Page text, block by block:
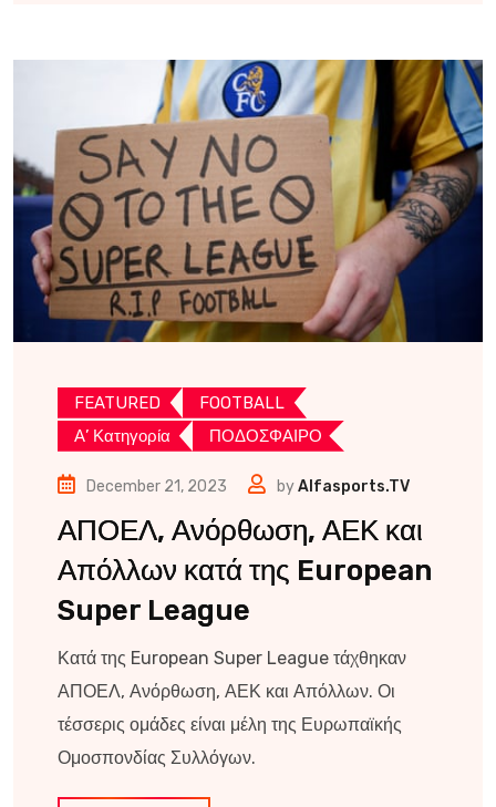
FEATURED
FOOTBALL
Α’ Κατηγορία
ΠΟΔΟΣΦΑΙΡΟ
December 21, 2023 byAlfasports.TV
ΑΠΟΕΛ, Ανόρθωση, ΑΕΚ και
Απόλλων κατά της European
Super League
Κατά της European Super League τάχθηκαν
ΑΠΟΕΛ, Ανόρθωση, ΑΕΚ και Απόλλων. Οι
τέσσερις ομάδες είναι μέλη της Ευρωπαϊκής
Ομοσπονδίας Συλλόγων.